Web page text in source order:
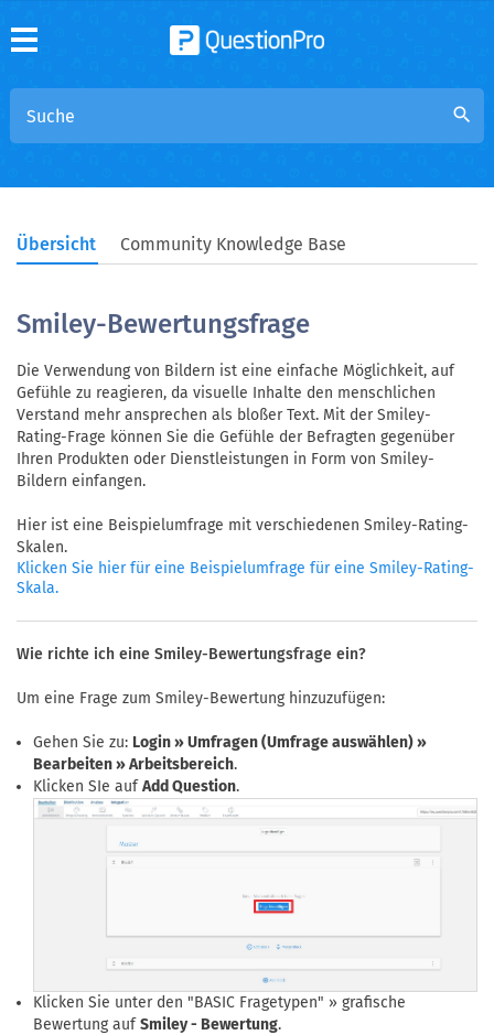
search
Übersicht Community Knowledge Base
Smiley-Bewertungsfrage
Die Verwendung von Bildern ist eine einfache Möglichkeit, auf
Gefühle zu reagieren, da visuelle Inhalte den menschlichen
Verstand mehr ansprechen als bloßer Text. Mit der Smiley-
Rating-Frage können Sie die Gefühle der Befragten gegenüber
Ihren Produkten oder Dienstleistungen in Form von Smiley-
Bildern einfangen.
Hier ist eine Beispielumfrage mit verschiedenen Smiley-Rating-
Skalen.
Klicken Sie hier für eine Beispielumfrage für eine Smiley-Rating-
Skala.
Wie richte ich eine Smiley-Bewertungsfrage ein?
Um eine Frage zum Smiley-Bewertung hinzuzufügen:
Gehen Sie zu: Login » Umfragen (Umfrage auswählen) »
Bearbeiten » Arbeitsbereich.
Klicken SIe aufAdd Question.
Klicken Sie unter den "BASIC Fragetypen" » grafische
Bewertung aufSmiley - Bewertung.